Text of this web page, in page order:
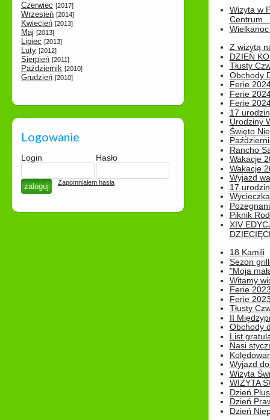
Czerwiec [2017]
Wrzesień [2014]
Kwiecień [2013]
Maj [2013]
Lipiec [2013]
Luty [2012]
Sierpień [2011]
Październik [2010]
Grudzień [2010]
Logowanie
Login Hasło
Zapomniałem hasła
Wizyta w
Centrum...
Z wizytą
DZIEŃ
Tłusty
Obchody
Ferie
Ferie
Ferie
17
Urodziny
Święto
Rancho
Wakacje
Wakacje
Wyjazd
17
Piknik
XIV
18 Kamili
Sezon
"Moja
Witamy
Ferie
Ferie
Tłusty
II
Obchody
List
Nasi
Wyjazd
Wizyta
WIZYTA
Dzień
Dzień
Dzień